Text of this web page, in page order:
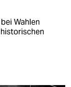
Wahlen